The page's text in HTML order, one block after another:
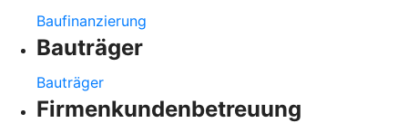
Baufinanzierung
Bauträger
Bauträger
Firmenkundenbetreuung